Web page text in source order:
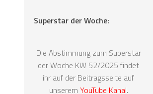
Superstar der Woche:
Die Abstimmung zum Superstar
der Woche KW 52/2025 findet
ihr auf der Beitragsseite auf
unserem YouTube Kanal.